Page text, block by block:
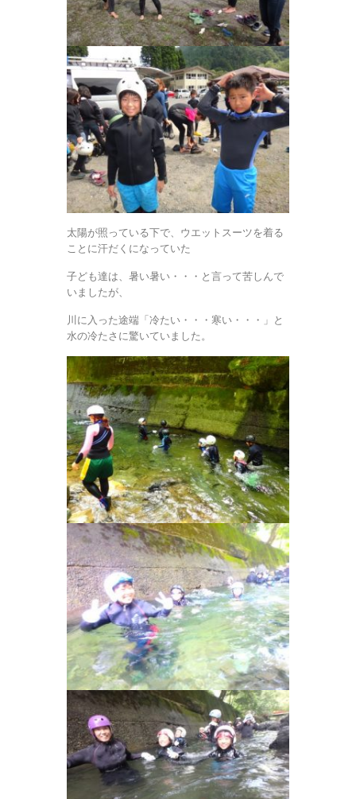
太陽が照っている下で、ウエットスーツを着る
ことに汗だくになっていた
子ども達は、暑い暑い・・・と言って苦しんで
いましたが、
川に入った途端「冷たい・・・寒い・・・」と
水の冷たさに驚いていました。